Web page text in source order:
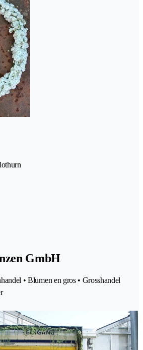
GmbH
• Blumen en gros • Grosshandel